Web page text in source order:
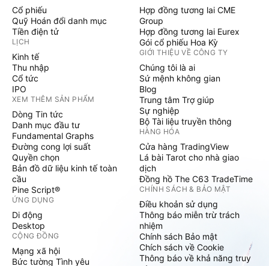
Cổ phiếu
Quỹ Hoán đổi danh mục
Tiền điện tử
LỊCH
Kinh tế
Thu nhập
Cổ tức
IPO
XEM THÊM SẢN PHẨM
Dòng Tin tức
Danh mục đầu tư
Fundamental Graphs
Đường cong lợi suất
Quyền chọn
Bản đồ dữ liệu kinh tế toàn
cầu
Pine Script®
ỨNG DỤNG
Di động
Desktop
CỘNG ĐỒNG
Mạng xã hội
Bức tường Tình yêu
Hợp đồng tương lai CME
Group
Hợp đồng tương lai Eurex
Gói cổ phiếu Hoa Kỳ
GIỚI THIỆU VỀ CÔNG TY
Chúng tôi là ai
Sứ mệnh không gian
Blog
Trung tâm Trợ giúp
Sự nghiệp
Bộ Tài liệu truyền thông
HÀNG HÓA
Cửa hàng TradingView
Lá bài Tarot cho nhà giao
dịch
Đồng hồ The C63 TradeTime
CHÍNH SÁCH & BẢO MẬT
Điều khoản sử dụng
Thông báo miễn trừ trách
nhiệm
Chính sách Bảo mật
Chích sách về Cookie
Thông báo về khả năng truy